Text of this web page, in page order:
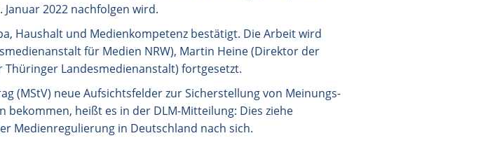
Januar 2022 nachfolgen wird.
Haushalt und Medienkompetenz bestätigt. Die Arbeit wird
für Medien NRW), Martin Heine (Direktor der
Thüringer Landesmedienanstalt) fortgesetzt.
(MStV) neue Aufsichtsfelder zur Sicherstellung von Meinungs-
heißt es in der DLM-Mitteilung: Dies ziehe
Medienregulierung in Deutschland nach sich.